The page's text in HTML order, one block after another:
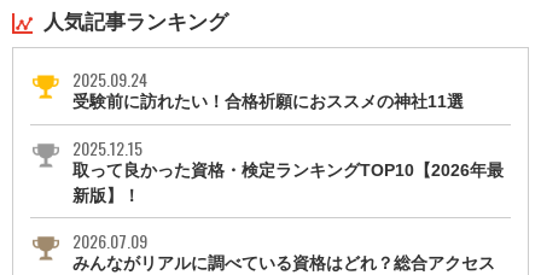
人気記事ランキング
2025.09.24
受験前に訪れたい！合格祈願におススメの神社11選
2025.12.15
取って良かった資格・検定ランキングTOP10【2026年最
新版】！
2026.07.09
みんながリアルに調べている資格はどれ？総合アクセス